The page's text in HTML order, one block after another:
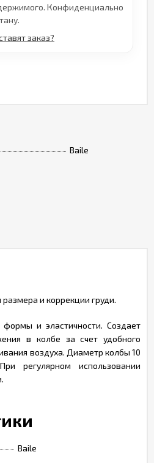
Baile
Конфиденциально
заказ?
и коррекции груди.
формы и эластичности. Создает
в колбе за счет удобного
воздуха. Диаметр колбы 10
регулярном использовании
Baile